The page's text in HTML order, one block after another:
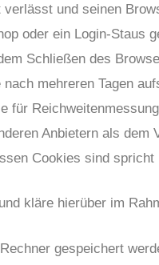
und seinen
oder ein Login-Staus
Schließen des
mehreren Tagen
für
Anbietern als dem
Cookies sind spricht
kläre hierüber im
gespeichert